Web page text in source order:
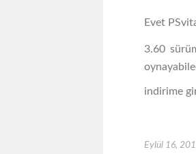
Evet
3.60
indirime
Eylül 16,